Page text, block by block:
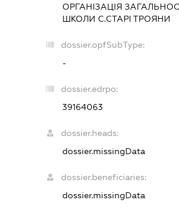
ОРГАНІЗАЦІЯ
ШКОЛИ С.СТАРІ ТРОЯНИ
dossier.opfSubType:
-
dossier.edrpo:
39164063
dossier.heads:
dossier.missingData
dossier.beneficiaries:
dossier.missingData